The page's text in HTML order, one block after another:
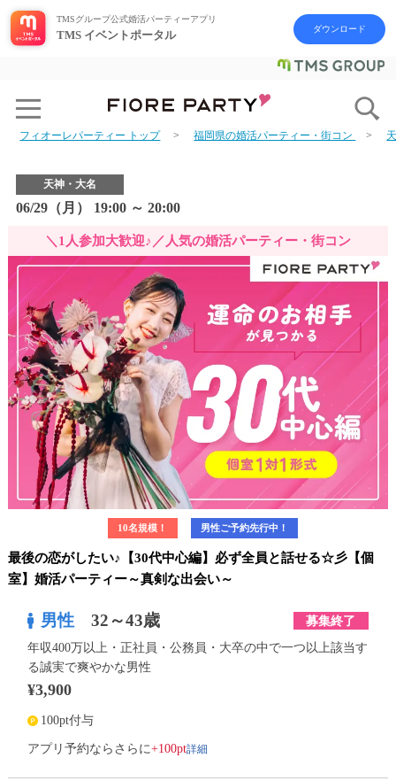
TMSグループ公式婚活パーティーアプリ
TMS イベントポータル ダウンロード
フィオーレパーティー トップ 福岡県の婚活パーティー・街コン
天神・大名
06/29（月） 19:00 ～ 20:00
＼1人参加大歓迎♪／人気の婚活パーティー・街コン
10名規模！ 男性ご予約先行中！
最後の恋がしたい♪【30代中心編】必ず全員と話せる☆彡【個
室】婚活パーティー～真剣な出会い～
男性 32～43歳 募集終了
年収400万以上・正社員・公務員・大卒の中で一つ以上該当す
る誠実で爽やかな男性
¥3,900
100pt付与
アプリ予約ならさらに+100pt詳細